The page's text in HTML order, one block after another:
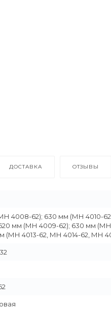
ДОСТАВКА ОТЗЫВЫ
4008-62); 630 мм (МН 4010-
мм (МН 4009-62); 630 мм (МН
(МН 4013-62, МН 4014-62, МН